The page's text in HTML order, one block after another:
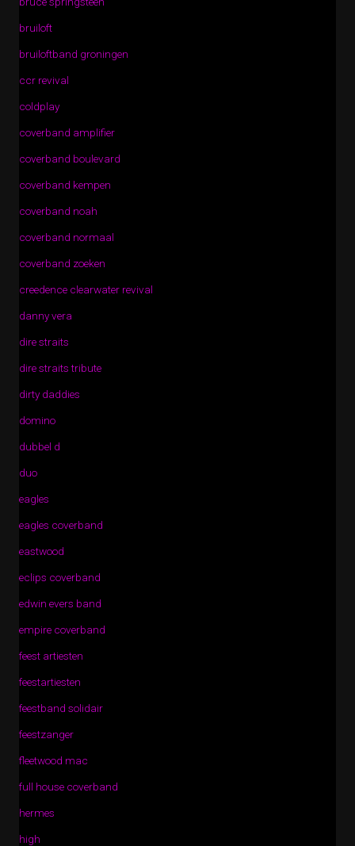
bruiloft
bruiloftband groningen
ccr revival
coldplay
coverband amplifier
coverband boulevard
coverband kempen
coverband noah
coverband normaal
coverband zoeken
creedence clearwater revival
danny vera
dire straits
dire straits tribute
dirty daddies
domino
dubbel d
duo
eagles
eagles coverband
eastwood
eclips coverband
edwin evers band
empire coverband
feest artiesten
feestartiesten
feestband solidair
feestzanger
fleetwood mac
full house coverband
hermes
high